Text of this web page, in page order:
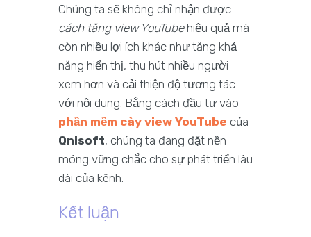
Chúng ta sẽ không chỉ nhận được
cách tăng view YouTubehiệu quả mà
còn nhiều lợi ích khác như tăng khả
năng hiển thị, thu hút nhiều người
xem hơn và cải thiện độ tương tác
với nội dung. Bằng cách đầu tư vào
phần mềm cày view YouTube của
Qnisoft, chúng ta đang đặt nền
móng vững chắc cho sự phát triển lâu
dài của kênh.
Kết luận